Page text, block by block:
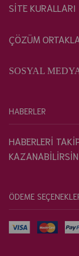
SİTE KURALLARI
ÇÖZÜM
SOSYAL
HABERLER
HABERLERİ
ÖDEME